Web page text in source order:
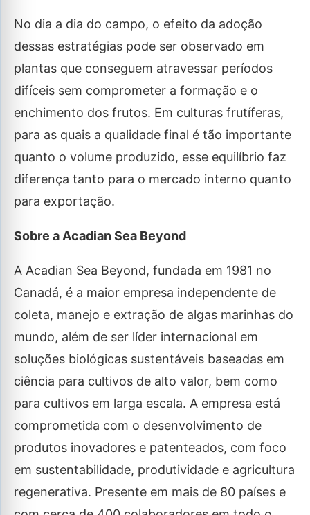
No dia a dia do campo, o efeito da adoção
dessas estratégias pode ser observado em
plantas que conseguem atravessar períodos
difíceis sem comprometer a formação e o
enchimento dos frutos. Em culturas frutíferas,
para as quais a qualidade final é tão importante
quanto o volume produzido, esse equilíbrio faz
diferença tanto para o mercado interno quanto
para exportação.
Sobre a Acadian Sea Beyond
A Acadian Sea Beyond, fundada em 1981 no
Canadá, é a maior empresa independente de
coleta, manejo e extração de algas marinhas do
mundo, além de ser líder internacional em
soluções biológicas sustentáveis baseadas em
ciência para cultivos de alto valor, bem como
para cultivos em larga escala. A empresa está
comprometida com o desenvolvimento de
produtos inovadores e patenteados, com foco
em sustentabilidade, produtividade e agricultura
regenerativa. Presente em mais de 80 países e